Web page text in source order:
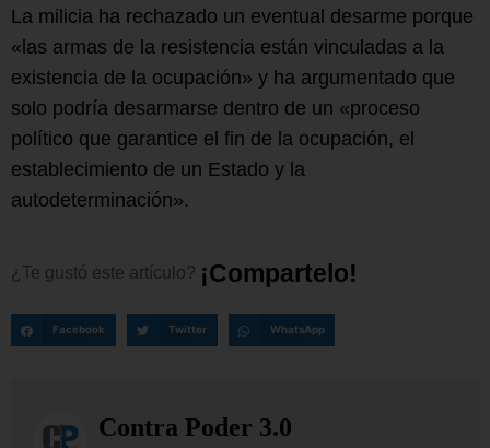
La milicia ha rechazado un eventual desarme porque
«las armas de la resistencia están vinculadas a la
existencia de la ocupación» y ha argumentado que
solo podría desarmarse dentro de un «proceso
político que garantice el fin de la ocupación, el
establecimiento de un Estado y la
autodeterminación».
¿Te gustó este artículo? ¡Comparte o!
Facebook Twitter WhatsApp
Contra Poder 3.0